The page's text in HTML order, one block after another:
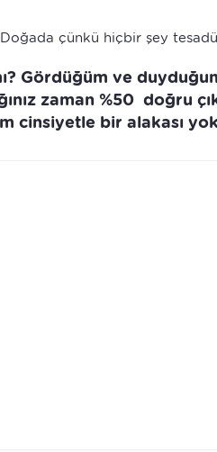
çünkü hiçbir şey
Gördüğüm ve
zaman %50 doğru
cinsiyetle bir alakası